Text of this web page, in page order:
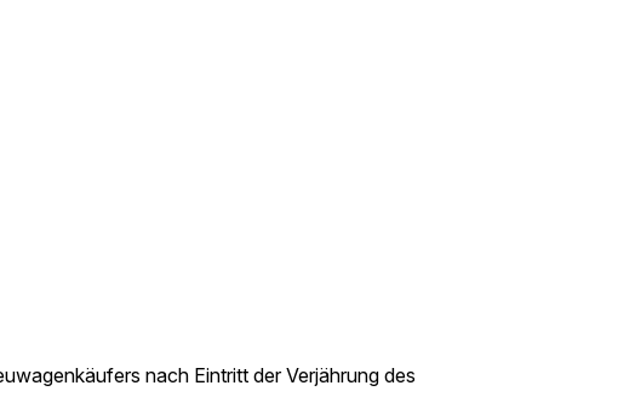
nach Eintritt der Verjährung des